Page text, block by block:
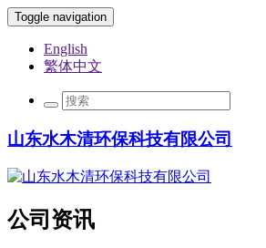
Toggle navigation
English
繁体中文
山东水木清环保科技有限公司
公司资讯